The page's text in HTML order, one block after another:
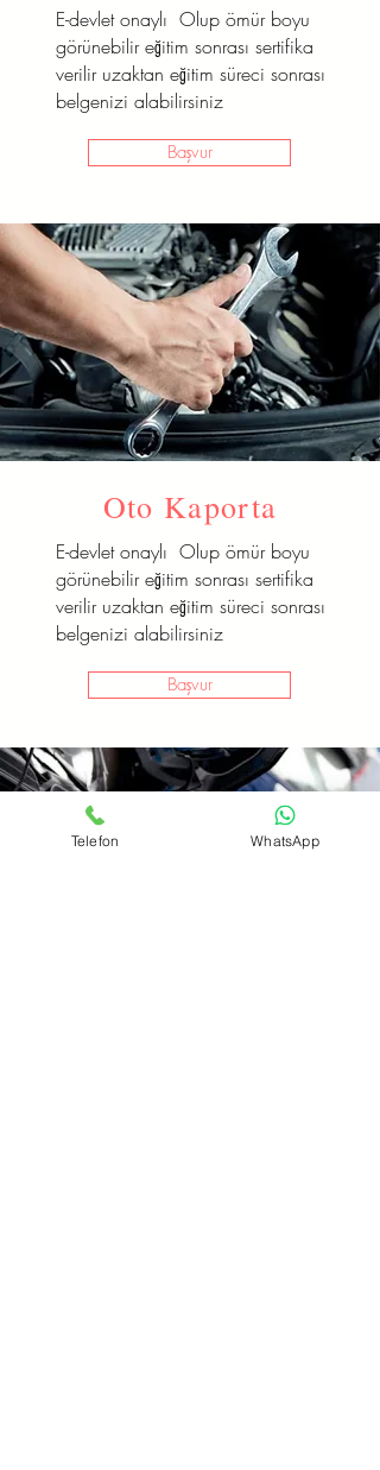
Başvur
E-devlet onaylı Olup ömür boyu
görünebilir eğitim sonrası sertifika
verilir uzaktan eğitim süreci sonrası
belgenizi alabilirsiniz
Başvur
Oto Kaporta
E-devlet onaylı Olup ömür boyu
görünebilir eğitim sonrası sertifika
verilir uzaktan eğitim süreci sonrası
belgenizi alabilirsiniz
Başvur
Telefon WhatsApp